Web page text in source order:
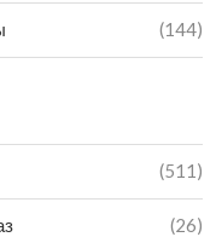
(144)
(511)
(26)